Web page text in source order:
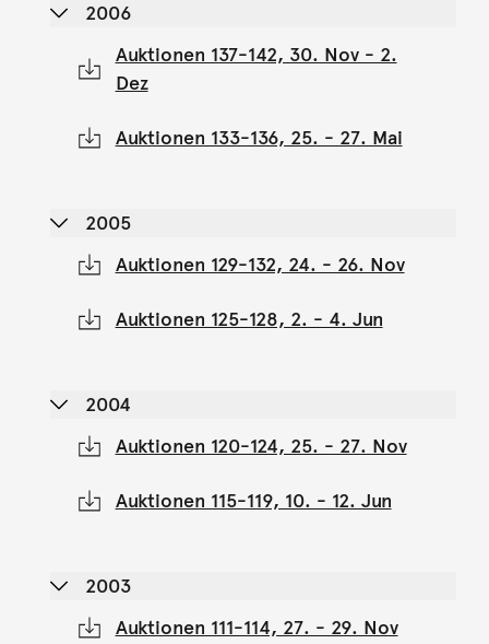
2006
Auktionen 137-142, 30. Nov - 2.
Dez
Auktionen 133-136, 25. - 27. Mai
2005
Auktionen 129-132, 24. - 26. Nov
Auktionen 125-128, 2. - 4. Jun
2004
Auktionen 120-124, 25. - 27. Nov
Auktionen 115-119, 10. - 12. Jun
2003
Auktionen 111-114, 27. - 29. Nov